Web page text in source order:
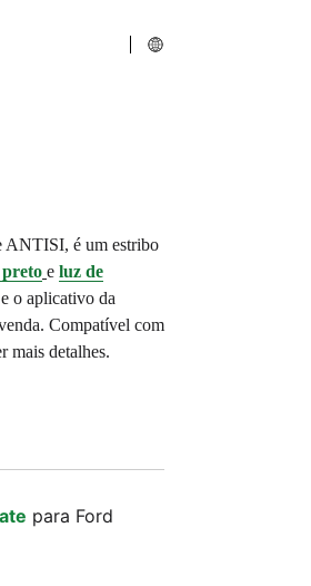
ANTISI, é um estribo
e luz de
o aplicativo da
Compatível com
mais detalhes.
para Ford